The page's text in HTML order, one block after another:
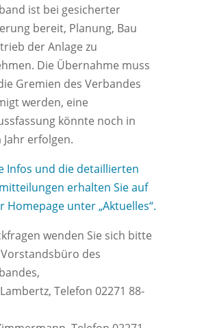
ist bei gesicherter
bereit, Planung, Bau
der Anlage zu
Die Übernahme muss
Gremien des Verbandes
werden, eine
könnte noch in
Jahr erfolgen.
Infos und die detaillierten
erhalten Sie auf
Homepage unter „Aktuelles“.
wenden Sie sich bitte
des
Telefon 02271 88-